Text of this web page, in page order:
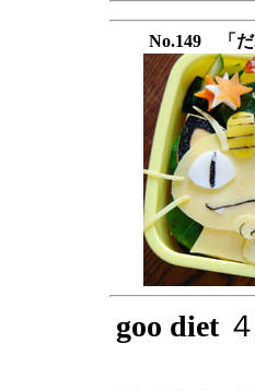
No.149 「だ
goo diet